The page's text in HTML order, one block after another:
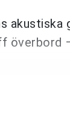
akustiska
överbord